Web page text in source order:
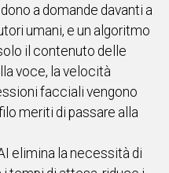
a domande davanti a
umani, e un algoritmo
il contenuto delle
voce, la velocità
facciali vengono
meriti di passare alla
elimina la necessità di